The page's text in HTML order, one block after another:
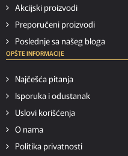
Akcijski proizvodi
Preporučeni proizvodi
Poslednje sa našeg bloga
OPŠTE INFORMACIJE
Najčešća pitanja
Isporuka i odustanak
Uslovi korišćenja
O nama
Politika privatnosti